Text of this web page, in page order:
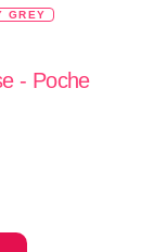
GREY
- Poche